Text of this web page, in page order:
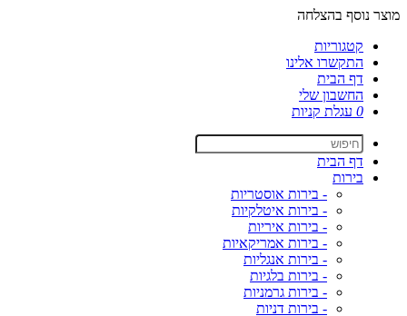
מוצר נוסף בהצלחה
קטגוריות
התקשרו אלינו
דף הבית
החשבון שלי
0 עגלת קניות
דף הבית
בירות
- בירות אוסטריות
- בירות איטלקיות
- בירות איריות
- בירות אמריקאיות
- בירות אנגליות
- בירות בלגיות
- בירות גרמניות
- בירות דניות